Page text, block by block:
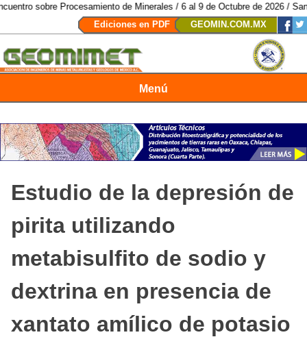
Procesamiento de Minerales / 6 al 9 de Octubre de 2026 / San Luis
Ediciones en PDF
GEOMIN.COM.MX
Menú
Estudio de la depresión de
pirita utilizando
metabisulfito de sodio y
dextrina en presencia de
xantato amílico de potasio